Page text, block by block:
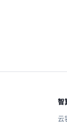
智
云